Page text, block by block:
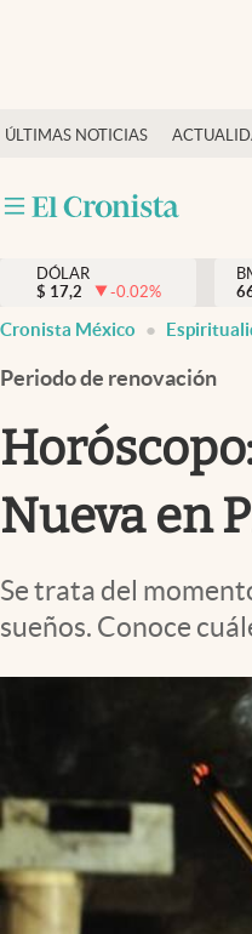
ÚLTIMAS NOTICIAS
Actualidad
Internacionales
Opinión
Brand Strategy
Vida y estilo
Tv
Espiritualidad
DÓLAR
$ 17,2 -0.02%
Cronista México
Periodo de renovación
Nueva en
Se trata del
sueños. Conoce